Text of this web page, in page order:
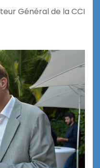
Général de la CCI